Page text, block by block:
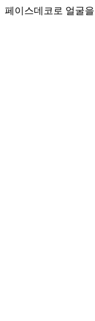
페이스데코로 얼굴